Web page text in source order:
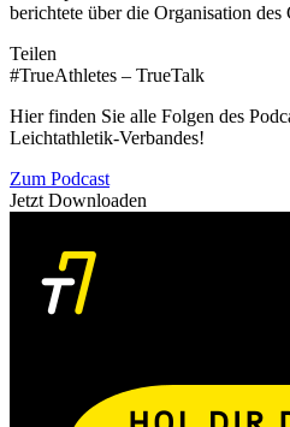
berichtete über die Organisation des
Teilen
#TrueAthletes – TrueTalk
Hier finden Sie alle Folgen des
Leichtathletik-Verbandes!
Zum Podcast
Jetzt Downloaden